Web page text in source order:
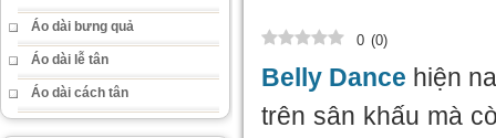
Áo dài bưng quả
Áo dài lễ tân
Áo dài cách tân
0 (0)
Belly Dance hiện
trên sân khấu mà